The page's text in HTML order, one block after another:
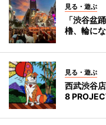
見る・遊ぶ
「渋谷盆
櫓、輪に
見る・遊ぶ
西武渋谷
8